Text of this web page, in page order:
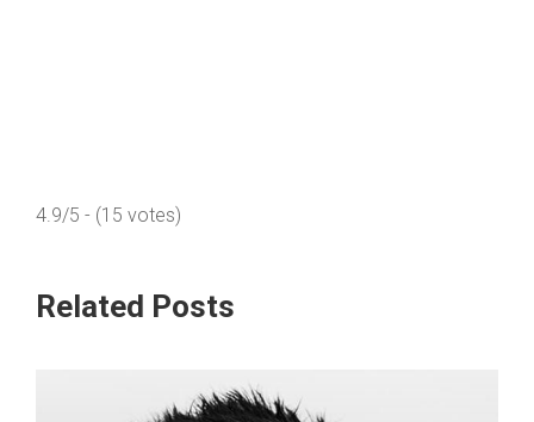
4.9/5 - (15 votes)
Related Posts